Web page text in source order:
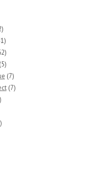
(5)
(7)
(7)